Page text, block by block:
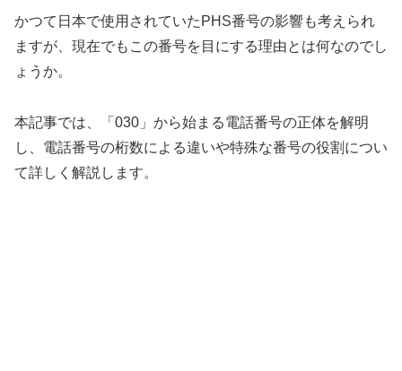
かつて日本で使用されていたPHS番号の影響も考えられ
ますが、現在でもこの番号を目にする理由とは何なのでし
ょうか。
本記事では、「030」から始まる電話番号の正体を解明
し、電話番号の桁数による違いや特殊な番号の役割につい
て詳しく解説します。